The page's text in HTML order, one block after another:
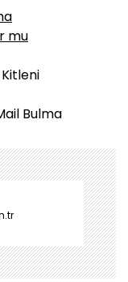
mu
Bulma